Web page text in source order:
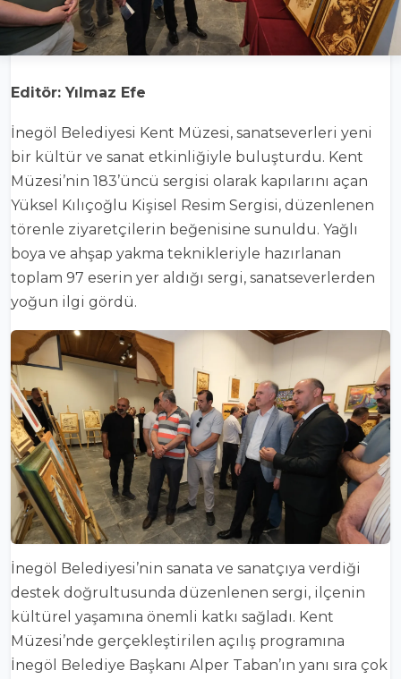
Editör: Yılmaz Efe
İnegöl Belediyesi Kent Müzesi, sanatseverleri yeni
bir kültür ve sanat etkinliğiyle buluşturdu. Kent
Müzesi’nin 183’üncü sergisi olarak kapılarını açan
Yüksel Kılıçoğlu Kişisel Resim Sergisi, düzenlenen
törenle ziyaretçilerin beğenisine sunuldu. Yağlı
boya ve ahşap yakma teknikleriyle hazırlanan
toplam 97 eserin yer aldığı sergi, sanatseverlerden
yoğun ilgi gördü.
İnegöl Belediyesi’nin sanata ve sanatçıya verdiği
destek doğrultusunda düzenlenen sergi, ilçenin
kültürel yaşamına önemli katkı sağladı. Kent
Müzesi’nde gerçekleştirilen açılış programına
İnegöl Belediye Başkanı Alper Taban’ın yanı sıra çok